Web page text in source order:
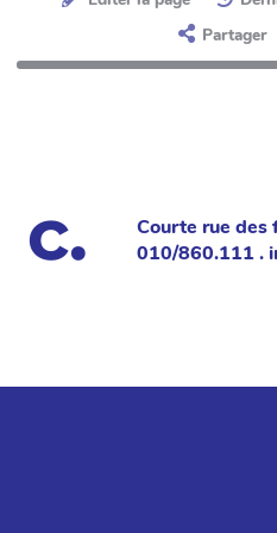
Partager
Courte rue
010/860.111 .